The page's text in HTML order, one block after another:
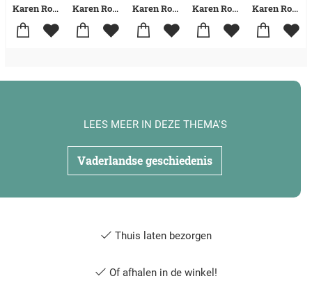
Karen Rose
Karen Rose
Karen Rose
Karen Rose
Karen Rose
Vaderlandse geschiedenis
LEES MEER IN DEZE THEMA'S
Thuis laten bezorgen
Of afhalen in de winkel!